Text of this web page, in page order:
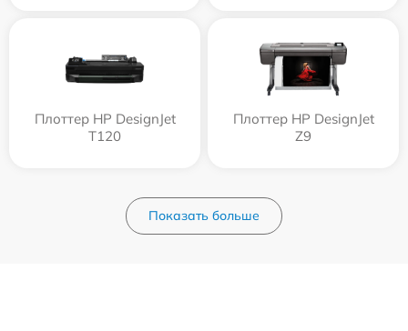
Плоттер HP DesignJet
T120
Плоттер HP DesignJet
Z9
Показать больше